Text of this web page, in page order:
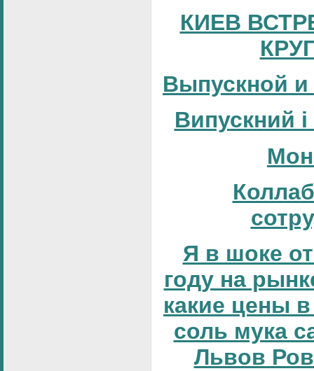
КИЕВ
Выпускной и
Випускний
Я в шоке
году на
какие цены
соль мука
Львов